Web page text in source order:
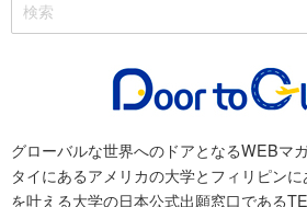
グローバルな世界へのドアとなるWEBマガ
タイにあるアメリカの大学とフィリピン
を叶える大学の日本公式出願窓口である